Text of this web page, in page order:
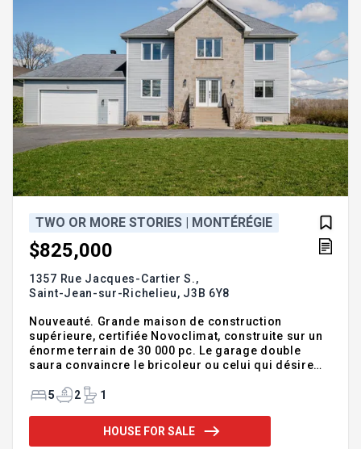
TWO OR MORE STORIES | MONTÉRÉGIE
$825,000
1357 Rue Jacques-Cartier S.,
Saint-Jean-sur-Richelieu, J3B 6Y8
Nouveauté. Grande maison de construction
supérieure, certifiée Novoclimat, construite sur un
énorme terrain de 30 000 pc. Le garage double
saura convaincre le bricoleur ou celui qui désire
maison est composée de 5 chambres, 2 salles de
lumineuses. Le terrain est aménagé avec une
piscine chauffée, un module de jeu et deux très
5 2 1
HOUSE FOR SALE